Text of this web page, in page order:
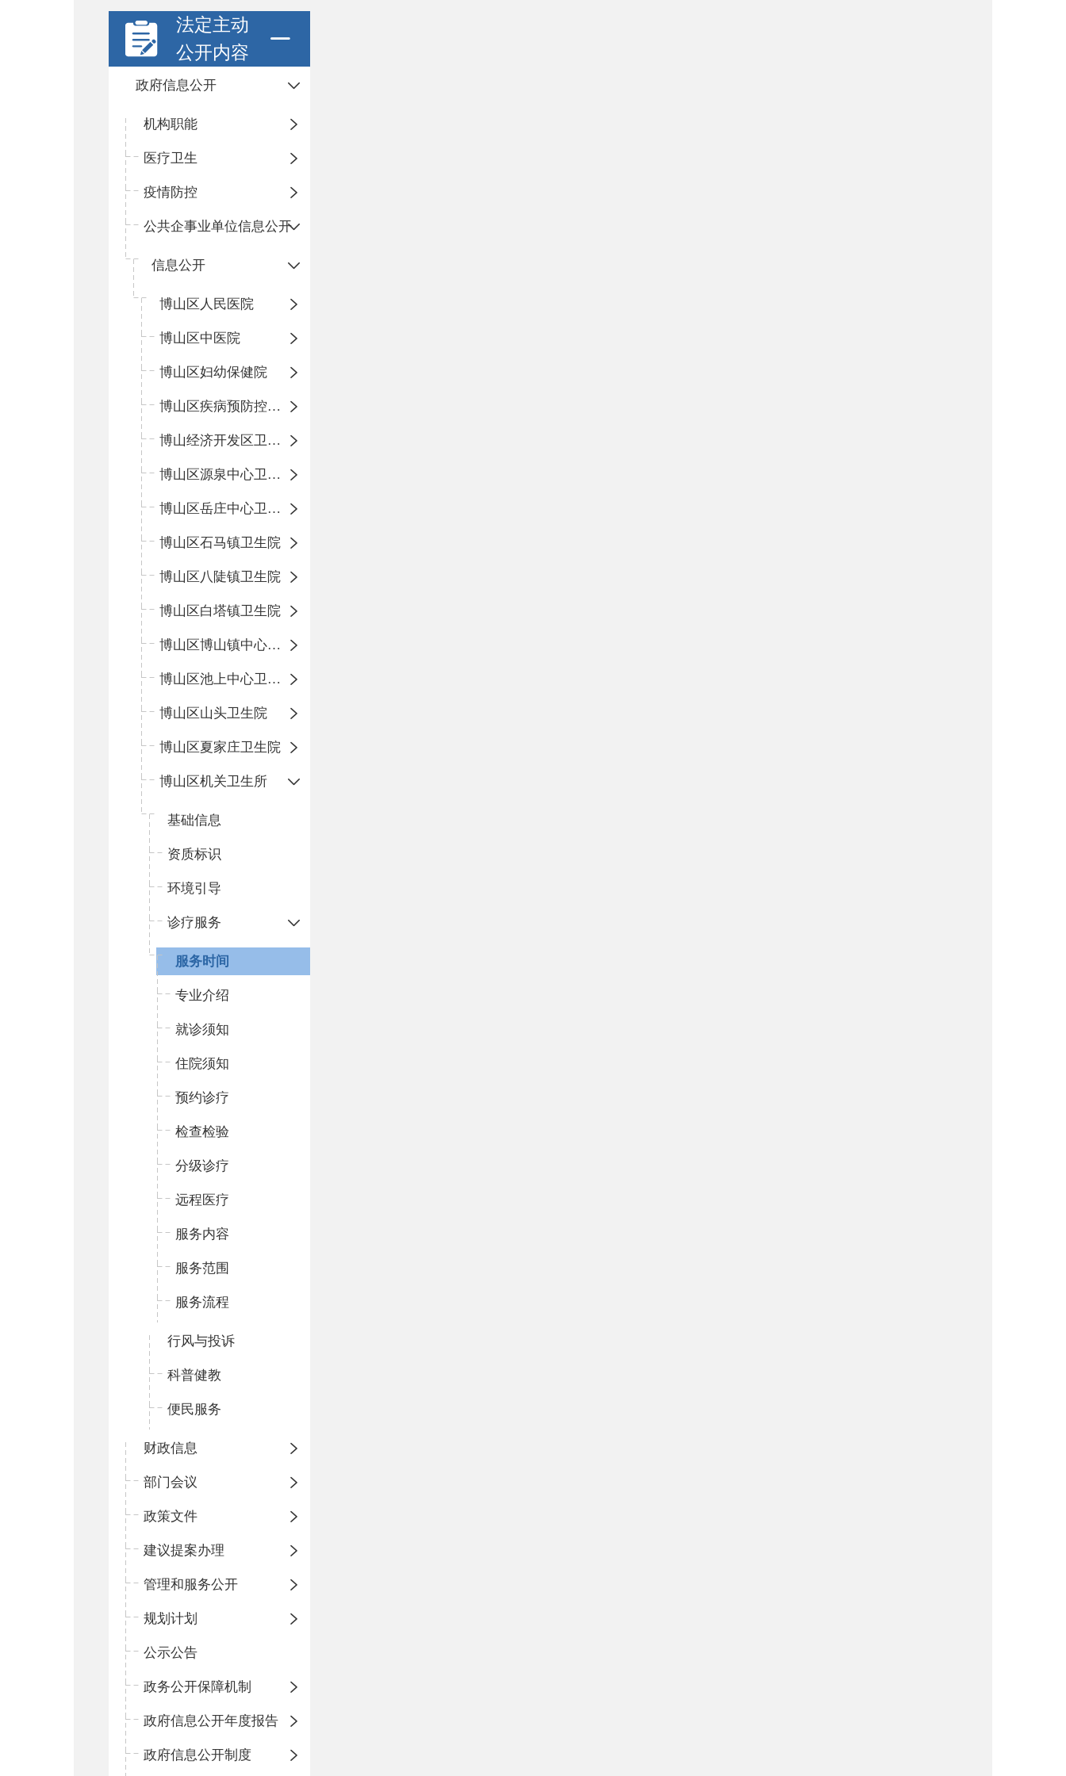
法定主动
公开内容
政府信息公开
机构职能
医疗卫生
疫情防控
公共企事业单位信息公开
信息公开
​博山区人民医院
博山区中医院
博山区妇幼保健院
博山区疾病预防控制中心
博山经济开发区卫生院
博山区源泉中心卫生院（博山区第二人民医院）
博山区岳庄中心卫生院
博山区石马镇卫生院
博山区八陡镇卫生院
博山区白塔镇卫生院
博山区博山镇中心卫生院（南院区、北院区）
博山区池上中心卫生院
博山区山头卫生院
博山区夏家庄卫生院
博山区机关卫生所
基础信息
资质标识
环境引导
诊疗服务
服务时间
专业介绍
就诊须知
住院须知
预约诊疗
检查检验
分级诊疗
远程医疗
服务内容
服务范围
服务流程
行风与投诉
科普健教
便民服务
财政信息
部门会议
政策文件
建议提案办理
管理和服务公开
规划计划
公示公告
政务公开保障机制
政府信息公开年度报告
政府信息公开制度